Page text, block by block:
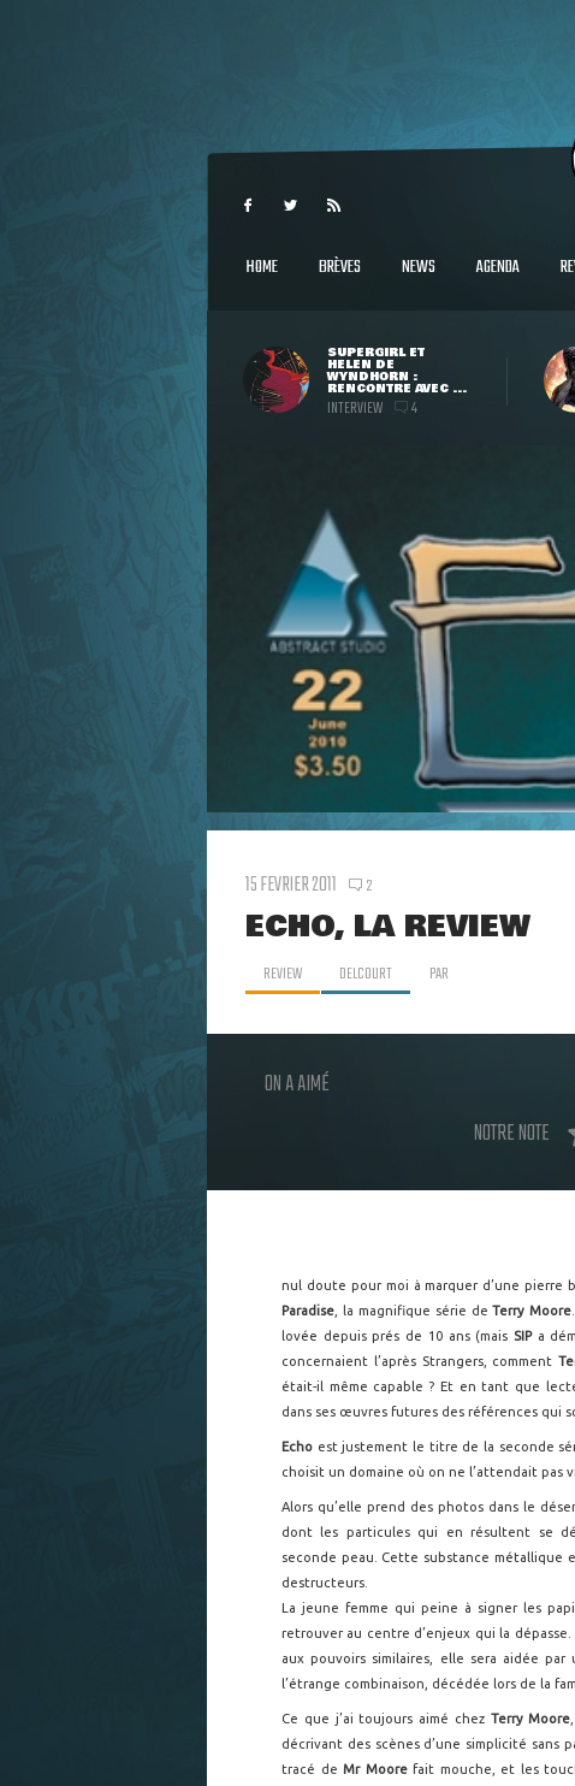
HOME BRÈVES NEWS AGENDA
SUPERGIRL ET
HELEN DE
WYNDHORN :
RENCONTRE AVEC ...
INTERVIEW 4
15 FEVRIER 2011 2
ECHO, LA REVIEW
REVIEW DELCOURT PAR
ON A AIMÉ
NOTRE NOTE
nul doute pour moi à marquer d’une pierre
Paradise , la magnifique série deTerry Moore
lovée depuis prés de 10 ans (mais SIPa
concernaient l’après Strangers, comment
était-il même capable ? Et en tant que
dans ses œuvres futures des références qui
Echo est justement le titre de la seconde
choisit un domaine où on ne l’attendait pas
Alors qu’elle prend des photos dans le
dont les particules qui en résultent se
seconde peau. Cette substance métallique
destructeurs.
La jeune femme qui peine à signer les
retrouver au centre d’enjeux qui la dépasse.
aux pouvoirs similaires, elle sera aidée
l’étrange combinaison, décédée lors de la
Ce que j’ai toujours aimé chezTerry Moore
décrivant des scènes d’une simplicité sans
tracé deMr Moorefait mouche, et les